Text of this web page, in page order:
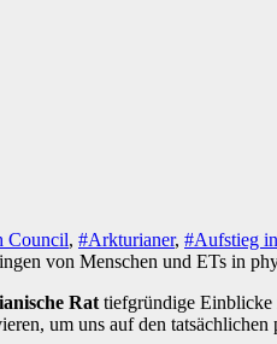
Council, #Arkturianer, #Aufstieg
Rattiefgründige Einblicke
um uns auf den